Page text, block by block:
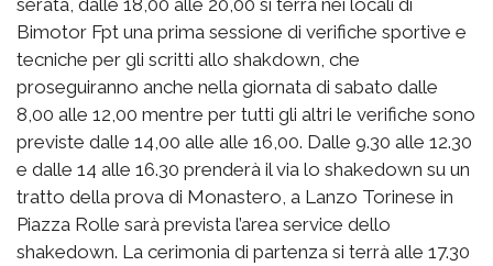
Bimotor Fpt una prima sessione di verifiche sportive e
tecniche per gli scritti allo shakdown, che
proseguiranno anche nella giornata di sabato dalle
8,00 alle 12,00 mentre per tutti gli altri le verifiche sono
previste dalle 14,00 alle alle 16,00. Dalle 9.30 alle 12.30
e dalle 14 alle 16.30 prenderà il via lo shakedown su un
tratto della prova di Monastero, a Lanzo Torinese in
Piazza Rolle sarà prevista l’area service dello
shakedown. La cerimonia di partenza si terrà alle 17.30